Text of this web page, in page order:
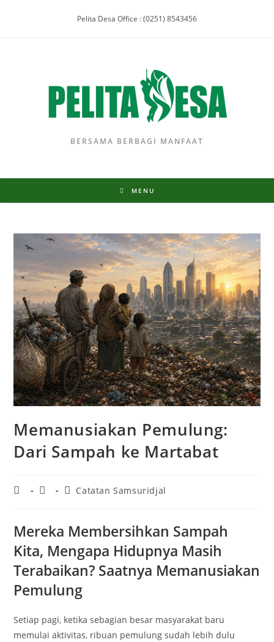
Pelita Desa Office : (0251) 8543456
BERSAMA BERBAGI MANFAAT
MENU
Memanusiakan Pemulung:
Dari Sampah ke Martabat
Catatan Samsuridjal
Mereka Membersihkan Sampah
Kita, Mengapa Hidupnya Masih
Terabaikan? Saatnya Memanusiakan
Pemulung
Setiap pagi, ketika sebagian besar masyarakat baru
memulai aktivitas, ribuan pemulung sudah lebih dulu